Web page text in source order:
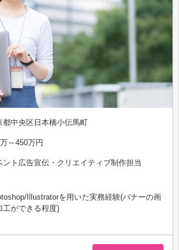
都中央区日本橋小伝馬町
～450万円
ント広告宣伝・クリエイティブ制作担当
Illustratorを用いた実務経験(バナーの画
工ができる程度)